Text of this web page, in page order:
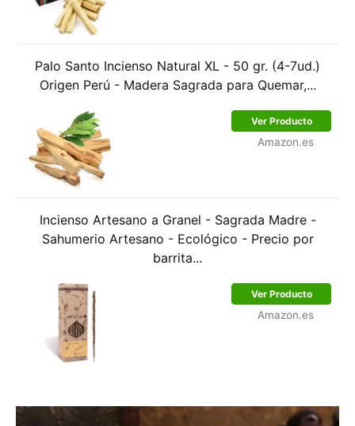
Palo Santo Incienso Natural XL - 50 gr. (4-7ud.)
Origen Perú - Madera Sagrada para Quemar,...
Ver Producto
Amazon.es
Incienso Artesano a Granel - Sagrada Madre -
Sahumerio Artesano - Ecológico - Precio por
barrita...
Ver Producto
Amazon.es